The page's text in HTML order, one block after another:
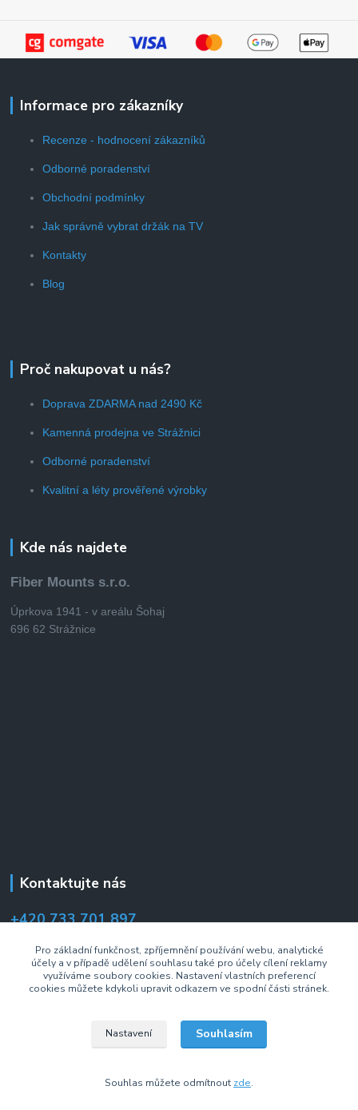
Informace pro zákazníky
Recenze - hodnocení zákazníků
Odborné poradenství
Obchodní podmínky
Jak správně vybrat držák na TV
Kontakty
Blog
Proč nakupovat u nás?
Doprava ZDARMA nad 2490 Kč
Kamenná prodejna ve Strážnici
Odborné poradenství
Kvalitní a léty prověřené výrobky
Kde nás najdete
Fiber Mounts s.r.o.
Úprkova 1941 - v areálu Šohaj
696 62 Strážnice
Kontaktujte nás
+420 733 701 897
info@drzakyastolky.cz
2008 © Fiber Mounts s.r.o. Všechna práva vyhrazena.
Pro základní funkčnost, zpříjemnění používání webu, analytické
účely a v případě udělení souhlasu také pro účely cílení reklamy
využíváme soubory cookies. Nastavení vlastních preferencí
cookies můžete kdykoli upravit odkazem ve spodní části stránek.
Nastavení Souhlasím
Souhlas můžete odmítnout zde.